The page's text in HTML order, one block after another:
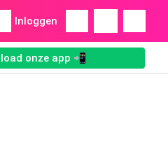
Inloggen
onze app 📲